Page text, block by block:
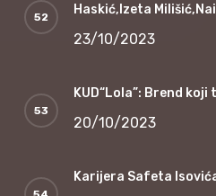
Haskić,Izeta
23/10/2023
KUD“Lola”: Brend
20/10/2023
Karijera Safeta